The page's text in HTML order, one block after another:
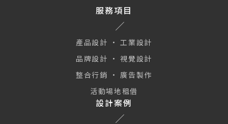
服務項目
產品設計 · 工業設計
品牌設計 · 視覺設計
整合行銷 · 廣告製作
活動場地租借
設計案例